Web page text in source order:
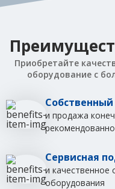
Приобретайте
оборудование с
и продажа
Сервисная
и качественное
оборудования